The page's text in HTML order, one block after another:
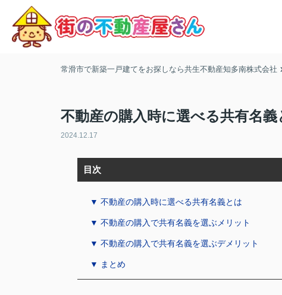
常滑市で新築一戸建てをお探しなら共生不動産知多南株式会社
不動産の購入時に選べる共有名
2024.12.17
目次
▼ 不動産の購入時に選べる共有名義とは
▼ 不動産の購入で共有名義を選ぶメリット
▼ 不動産の購入で共有名義を選ぶデメリット
▼ まとめ